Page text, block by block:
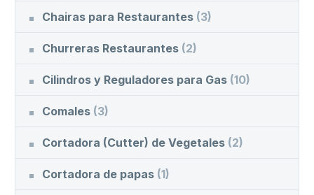
Chairas para Restaurantes (3)
Churreras Restaurantes (2)
Cilindros y Reguladores para Gas (10)
Comales (3)
Cortadora (Cutter) de Vegetales (2)
Cortadora de papas (1)